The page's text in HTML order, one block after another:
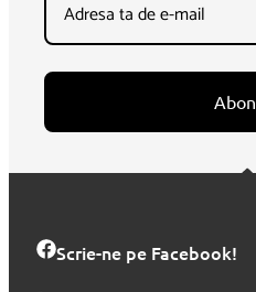
Scrie-ne pe Facebook!